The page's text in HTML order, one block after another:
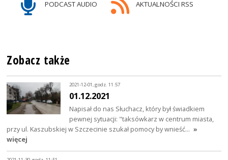
PODCAST AUDIO AKTUALNOŚCI RSS
Zobacz także
2021-12-01, godz. 11:57
01.12.2021
Napisał do nas Słuchacz, który był świadkiem
pewnej sytuacji: "taksówkarz w centrum miasta,
przy ul. Kaszubskiej w Szczecinie szukał pomocy by wnieść… »
więcej